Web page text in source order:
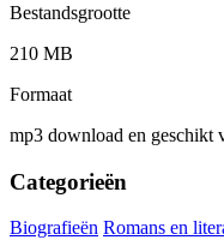
Bestandsgrootte
210 MB
Formaat
mp3 download en geschikt
Categorieën
Biografieën Romans en